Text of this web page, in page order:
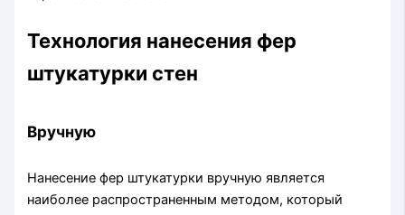
Технология нанесения фер
штукатурки стен
Вручную
Нанесение фер штукатурки вручную является
наиболее распространенным методом, который